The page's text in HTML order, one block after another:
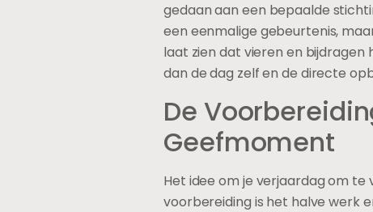
gedaan aan een bepaalde
een eenmalige gebeurtenis,
laat zien dat vieren en bijdragen
dan de dag zelf en de directe
De
Geefmoment
Het idee om je verjaardag om
voorbereiding is het halve werk